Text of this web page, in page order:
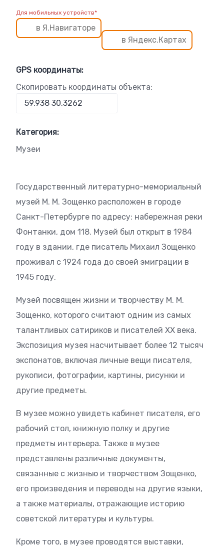
Для мобильных устройств*
в Я.Навигаторе
в Яндекс.Картах
GPS координаты:
Скопировать координаты объекта:
Категория:
Музеи
Государственный литературно-мемориальный
музей М. М. Зощенко расположен в городе
Санкт-Петербурге по адресу: набережная реки
Фонтанки, дом 118. Музей был открыт в 1984
году в здании, где писатель Михаил Зощенко
проживал с 1924 года до своей эмиграции в
1945 году.
Музей посвящен жизни и творчеству М. М.
Зощенко, которого считают одним из самых
талантливых сатириков и писателей XX века.
Экспозиция музея насчитывает более 12 тысяч
экспонатов, включая личные вещи писателя,
рукописи, фотографии, картины, рисунки и
другие предметы.
В музее можно увидеть кабинет писателя, его
рабочий стол, книжную полку и другие
предметы интерьера. Также в музее
представлены различные документы,
связанные с жизнью и творчеством Зощенко,
его произведения и переводы на другие языки,
а также материалы, отражающие историю
советской литературы и культуры.
Кроме того, в музее проводятся выставки,